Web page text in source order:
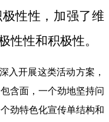
性性，加强了维
性性和积极性。
入开展这类活动方案，
含面，一个劲地坚持问
劲特色化宣传单结构和